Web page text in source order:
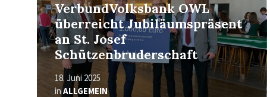
VerbundVolksbank OWL
überreicht Jubiläumspräsent
an St. Josef
Schützenbruderschaft
18. Juni 2025
inALLGEMEIN